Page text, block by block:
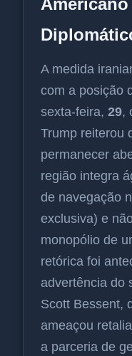
A medida
com a posição
sexta-feira, 29,
Trump reiterou
permanecer
região integra
de navegação
exclusiva) e
monopólio de
retórica foi
advertência do
Scott Bessent,
ameaçou
a parceria de